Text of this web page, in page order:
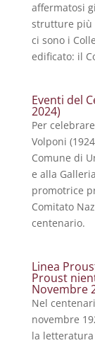
affermatosi
strutture più
ci sono i
edificato: il
Eventi del
2024)
Per
Volponi
Comune di
e alla
promotrice
Comitato
centenario.
Linea
Proust
Novembre
Nel
novembre
la